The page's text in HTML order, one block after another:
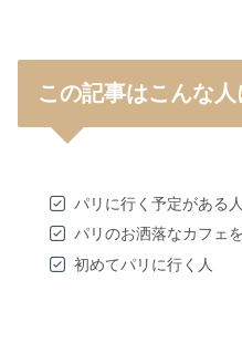
この記事はこんな
パリに行く予定がある人
パリのお洒落なカフェ
初めてパリに行く人